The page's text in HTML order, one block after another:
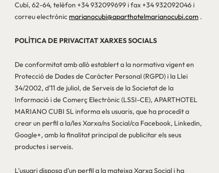
Cubí, 62-64, telèfon +34 932099699 i fax +34 932092046 i
correu electrònic marianocubi@aparthotelmarianocubi.com .
POLÍTICA DE PRIVACITAT XARXES SOCIALS
De conformitat amb allò establert a la normativa vigent en
Protecció de Dades de Caràcter Personal (RGPD) i la Llei
34/2002, d'11 de juliol, de Serveis de la Societat de la
Informació i de Comerç Electrònic (LSSI-CE), APARTHOTEL
MARIANO CUBI SL informa els usuaris, que ha procedit a
crear un perfil a la/les Xarxa/ns Social/ca Facebook, Linkedin,
Google+, amb la finalitat principal de publicitar els seus
productes i serveis.
L'usuari disposa d'un perfil a la mateixa Xarxa Social i ha